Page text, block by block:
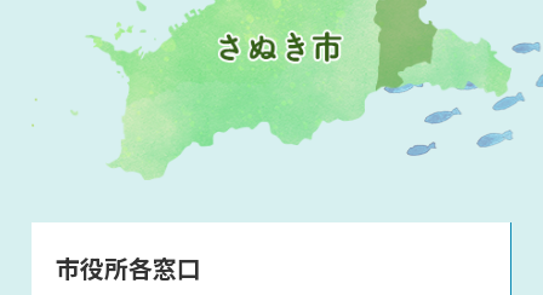
市役所各窓口